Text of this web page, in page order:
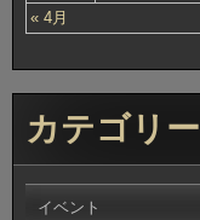
« 4月
カテゴリー
イベント